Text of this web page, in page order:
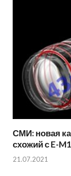
СМИ: новая
схожий с E-
21.07.2021